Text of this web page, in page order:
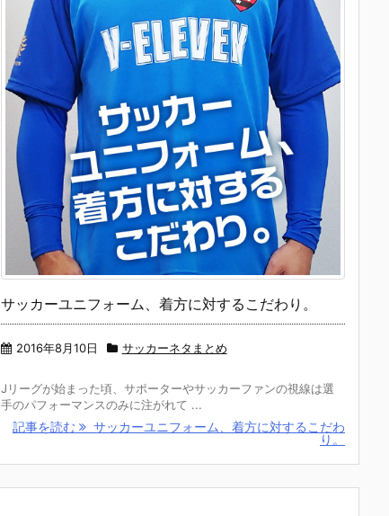
サッカーユニフォーム、着方に対するこだわり。
2016年8月10日 サッカーネタまとめ
Jリーグが始まった頃、サポーターやサッカーファンの視線は選
手のパフォーマンスのみに注がれて ...
記事を読む
サッカーユニフォーム、着方に対するこだわ
り。